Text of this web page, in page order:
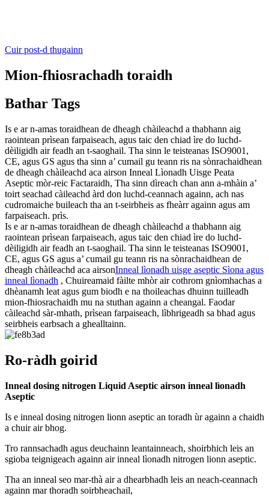
Cuir post-d thugainn
Mion-fhiosrachadh toraidh
Bathar Tags
Is e ar n-amas toraidhean de dheagh chàileachd a thabhann aig
raointean prìsean farpaiseach, agus taic den chiad ìre do luchd-
dèiligidh air feadh an t-saoghail. Tha sinn le teisteanas ISO9001,
CE, agus GS agus tha sinn a’ cumail gu teann ris na sònrachaidhean
de dheagh chàileachd aca airson Inneal Lìonadh Uisge Peata
Aseptic mòr-reic Factaraidh, Tha sinn dìreach chan ann a-mhàin a’
toirt seachad càileachd àrd don luchd-ceannach againn, ach nas
cudromaiche buileach tha an t-seirbheis as fheàrr againn agus am
farpaiseach. prìs.
Is e ar n-amas toraidhean de dheagh chàileachd a thabhann aig
raointean prìsean farpaiseach, agus taic den chiad ìre do luchd-
dèiligidh air feadh an t-saoghail. Tha sinn le teisteanas ISO9001,
CE, agus GS agus a’ cumail gu teann ris na sònrachaidhean de
dheagh chàileachd aca airsonInneal lìonadh uisge aseptic Sìona agus
inneal lìonadh , Chuireamaid fàilte mhòr air cothrom gnìomhachas a
dhèanamh leat agus gum biodh e na thoileachas dhuinn tuilleadh
mion-fhiosrachaidh mu na stuthan againn a cheangal. Faodar
càileachd sàr-mhath, prìsean farpaiseach, lìbhrigeadh sa bhad agus
seirbheis earbsach a ghealltainn.
Ro-ràdh goirid
Inneal dosing nitrogen Liquid Aseptic airson inneal lìonadh
Aseptic
Is e inneal dosing nitrogen lionn aseptic an toradh ùr againn a chaidh
a chuir air bhog.
Tro rannsachadh agus deuchainn leantainneach, shoirbhich leis an
sgioba teignigeach againn air inneal lìonadh nitrogen lionn aseptic.
Tha an inneal seo mar-thà air a dhearbhadh leis an neach-ceannach
againn mar thoradh soirbheachail,